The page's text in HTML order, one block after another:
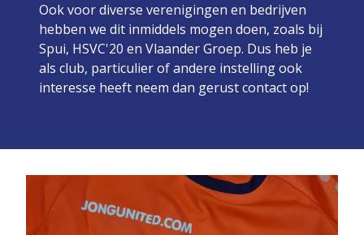
Ook voor diverse verenigingen en bedrijven
hebben we dit inmiddels mogen doen, zoals bij
Spui, HSVC'20 en Vlaander Groep. Dus heb je
als club, particulier of andere instelling ook
interesse heeft neem dan gerust contact op!